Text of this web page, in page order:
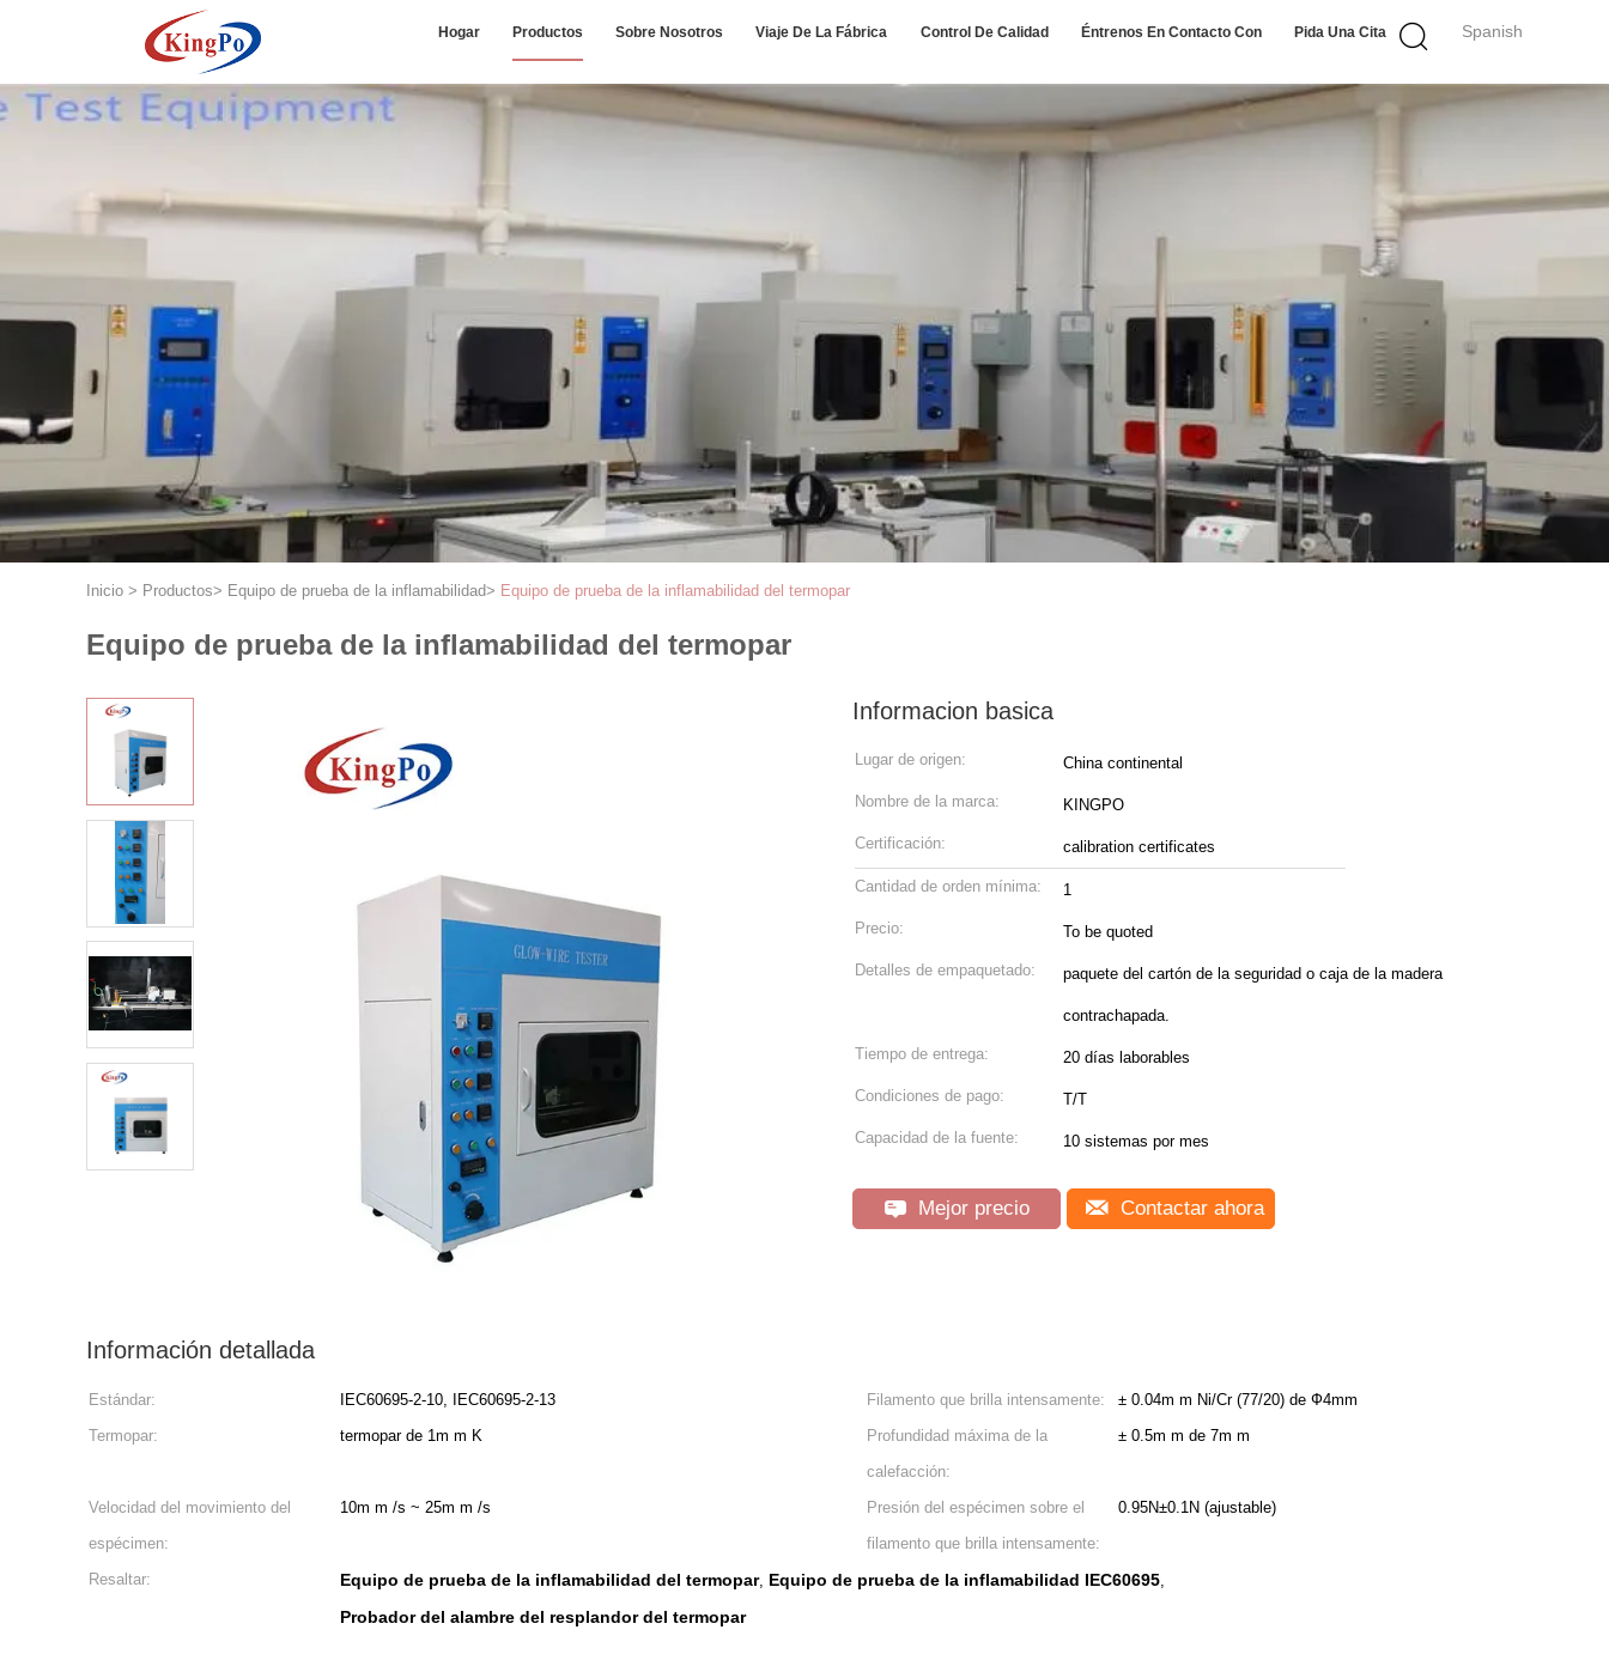
Spanish
Hogar Productos Sobre Nosotros Viaje De La Fábrica Control De Calidad Éntrenos En Contacto Con Pida Una Cita
Inicio > Productos> Equipo de prueba de la inflamabilidad> Equipo de prueba de la inflamabilidad del termopar
Equipo de prueba de la inflamabilidad del termopar
Informacion basica
Lugar de origen: China continental
Nombre de la marca: KINGPO
Certificación: calibration certificates
Cantidad de orden mínima: 1
Precio: To be quoted
Detalles de empaquetado: paquete del cartón de la seguridad o caja de la madera
contrachapada.
Tiempo de entrega: 20 días laborables
Condiciones de pago: T/T
Capacidad de la fuente: 10 sistemas por mes
Mejor precio Contactar ahora
Información detallada
Estándar: IEC60695-2-10, IEC60695-2-13 Filamento que brilla intensamente:
± 0.04m m Ni/Cr (77/20) de Ф4mm
Termopar:
termopar de 1m m K
Profundidad máxima de la
calefacción:
± 0.5m m de 7m m
Velocidad del movimiento del
espécimen:
10m m /s ~ 25m m /s
Presión del espécimen sobre el
filamento que brilla intensamente:
0.95N±0.1N (ajustable)
Resaltar: Equipo de prueba de la inflamabilidad del termopar, Equipo de prueba de la inflamabilidad IEC60695,
Probador del alambre del resplandor del termopar